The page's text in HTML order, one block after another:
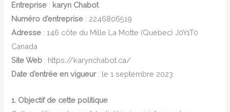
Entreprise : karyn Chabot
Numéro d’entreprise : 2246806519
Adresse : 146 côte du Mille La Motte (Québec) J0Y1T0
Canada
Site Web : https://karynchabot.ca/
Date d’entrée en vigueur: le 1 septembre 2023
1. Objectif de cette politique